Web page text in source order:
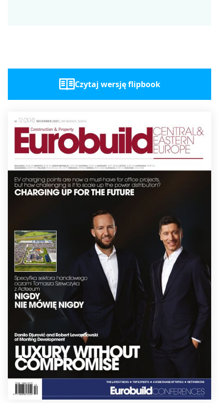
Czytaj wersję flipbook